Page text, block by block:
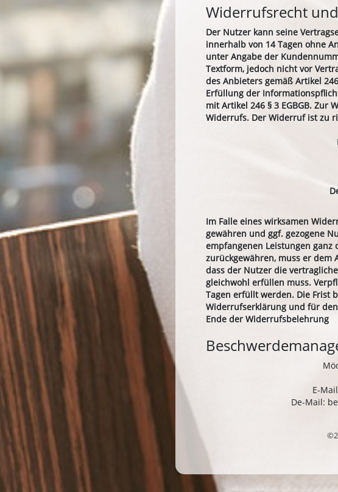
Widerrufsrecht
Der Nutzer kann seine
innerhalb von 14 Tagen ohne
unter Angabe der
Textform, jedoch nicht vor
des Anbieters gemäß Artikel
Erfüllung der
mit Artikel 246 § 3 EGBGB.
Widerrufs. Der Widerruf ist zu
Im Falle eines wirksamen
gewähren und ggf. gezogene
empfangenen Leistungen
zurückgewähren, muss er dem
dass der Nutzer die
gleichwohl erfüllen muss.
Tagen erfüllt werden. Die Frist
Widerrufserklärung und für
Ende der Widerrufsbelehrung
E-
De-Mail: